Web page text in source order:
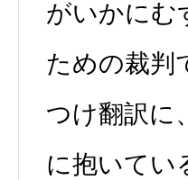
がいかにむ
ための裁判
つけ翻訳に
に抱いてい